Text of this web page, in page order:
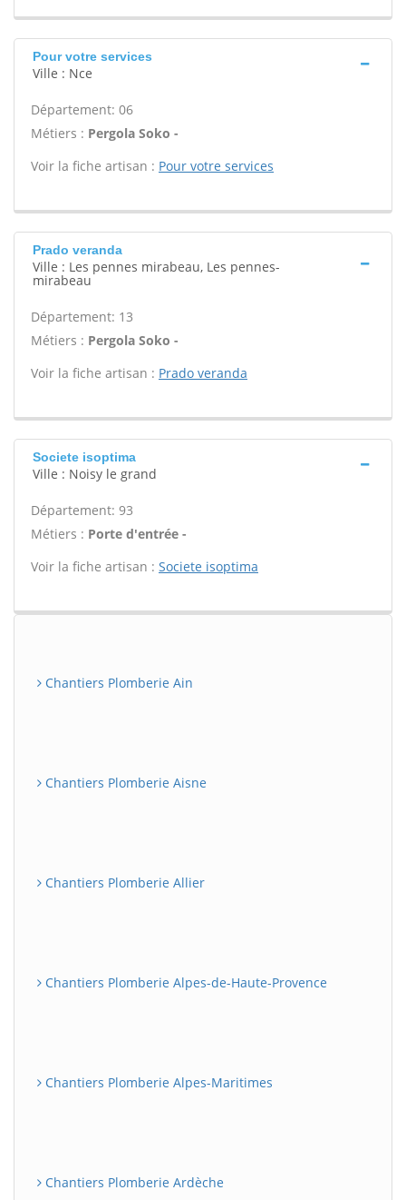
Pour votre services
Ville : Nce
Département: 06
Métiers : Pergola Soko -
Voir la fiche artisan : Pour votre services
Prado veranda
Ville : Les pennes mirabeau, Les pennes-
mirabeau
Département: 13
Métiers : Pergola Soko -
Voir la fiche artisan : Prado veranda
Societe isoptima
Ville : Noisy le grand
Département: 93
Métiers : Porte d'entrée -
Voir la fiche artisan : Societe isoptima
Chantiers Plomberie Ain
Chantiers Plomberie Aisne
Chantiers Plomberie Allier
Chantiers Plomberie Alpes-de-Haute-Provence
Chantiers Plomberie Alpes-Maritimes
Chantiers Plomberie Ardèche